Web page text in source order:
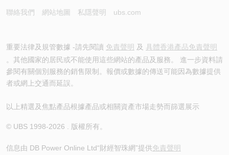
聯絡我們 網站地圖 私隱聲明 ubs.com
重要法律及規管數據 -請先閱讀 免責聲明 及 具體香港產品免責聲明
。其他國家的居民或不能使用這些網站的產品及服務。 進一步資料請
參閱有關個別服務的銷售限制。報價或數據的傳送可能因為數據提供
者或網上交通而延誤。
以上精選及焦點產品根據產品或相關資產市場走勢而篩選展示
© UBS 1998-2026 . 版權所有。
信息由 DB Power Online Ltd“財經智珠網”提供免責聲明